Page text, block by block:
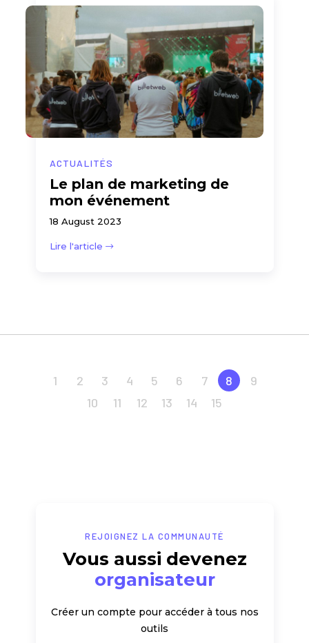
ACTUALITÉS
Le plan de marketing de
mon événement
18 August 2023
Lire l'article
1 2 3 4 5 6 7 8
9
10
11 12 13 14 15
REJOIGNEZ LA COMMUNAUTÉ
Vous aussi devenez
organisateur
Créer un compte pour accéder à tous nos
outils